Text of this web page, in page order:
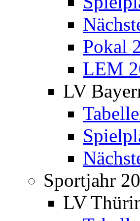
Pokal
LEM
LV
Sportjahr
LV